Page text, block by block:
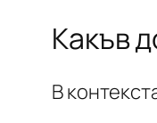
Какъв
В